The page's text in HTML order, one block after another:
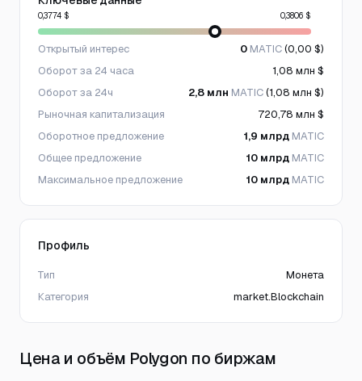
0,3774 $ 0,3806 $
Открытый интерес 0 MATIC(0,00 $)
Оборот за 24 часа
1,08 млн $
Оборот за 24ч
2,8 млн MATIC(1,08 млн $)
Рыночная капитализация
720,78 млн $
Оборотное предложение
1,9 млрд MATIC
Общее предложение
10 млрд MATIC
Максимальное предложение
10 млрд MATIC
Профиль
Тип
Монета
Категория
market.Blockchain
Цена и объём Polygon по биржам